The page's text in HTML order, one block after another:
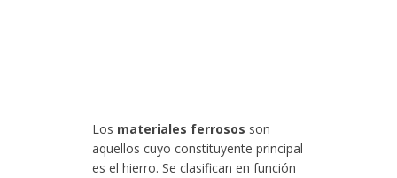
Los materiales ferrosos son
aquellos cuyo constituyente principal
es el hierro. Se clasifican en función